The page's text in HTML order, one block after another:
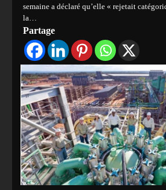
semaine a déclaré qu’elle « rejetait
la…
Partage